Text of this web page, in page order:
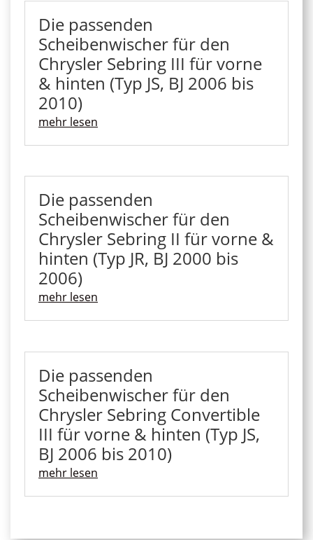
Die passenden
Scheibenwischer für den
Chrysler Sebring III für vorne
& hinten (Typ JS, BJ 2006 bis
2010)
mehr lesen
Die passenden
Scheibenwischer für den
Chrysler Sebring II für vorne &
hinten (Typ JR, BJ 2000 bis
2006)
mehr lesen
Die passenden
Scheibenwischer für den
Chrysler Sebring Convertible
III für vorne & hinten (Typ JS,
BJ 2006 bis 2010)
mehr lesen